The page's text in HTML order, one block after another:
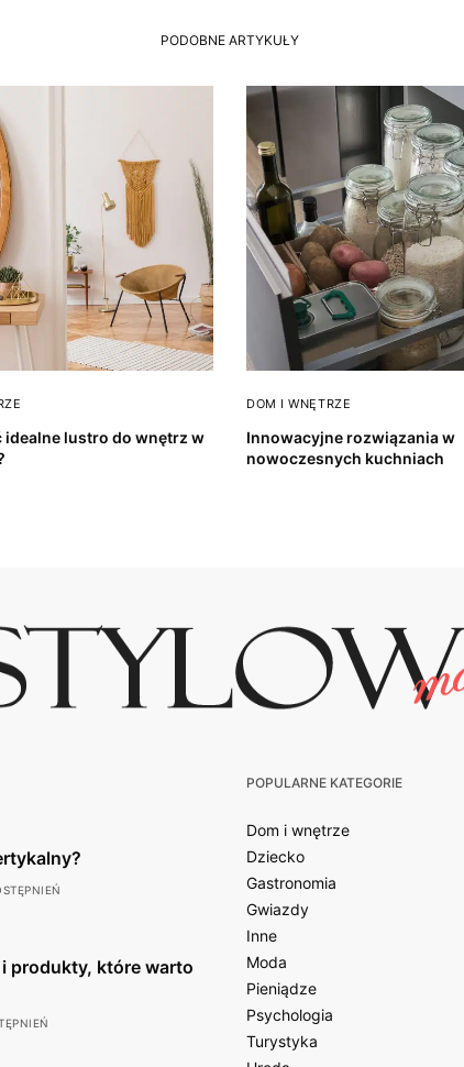
PODOBNE ARTYKUŁY
idealne lustro do wnętrz w
DOM I WNĘTRZE
Innowacyjne rozwiązania w
nowoczesnych kuchniach
produkty, które warto
POPULARNE KATEGORIE
Dom i wnętrze
Dziecko
Gastronomia
Gwiazdy
Inne
Moda
Pieniądze
Psychologia
Turystyka